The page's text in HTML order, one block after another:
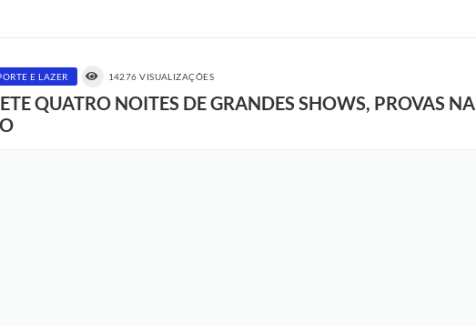
E LAZER 14276 VISUALIZAÇÕES
QUATRO NOITES DE GRANDES SHOWS, PROVAS NA